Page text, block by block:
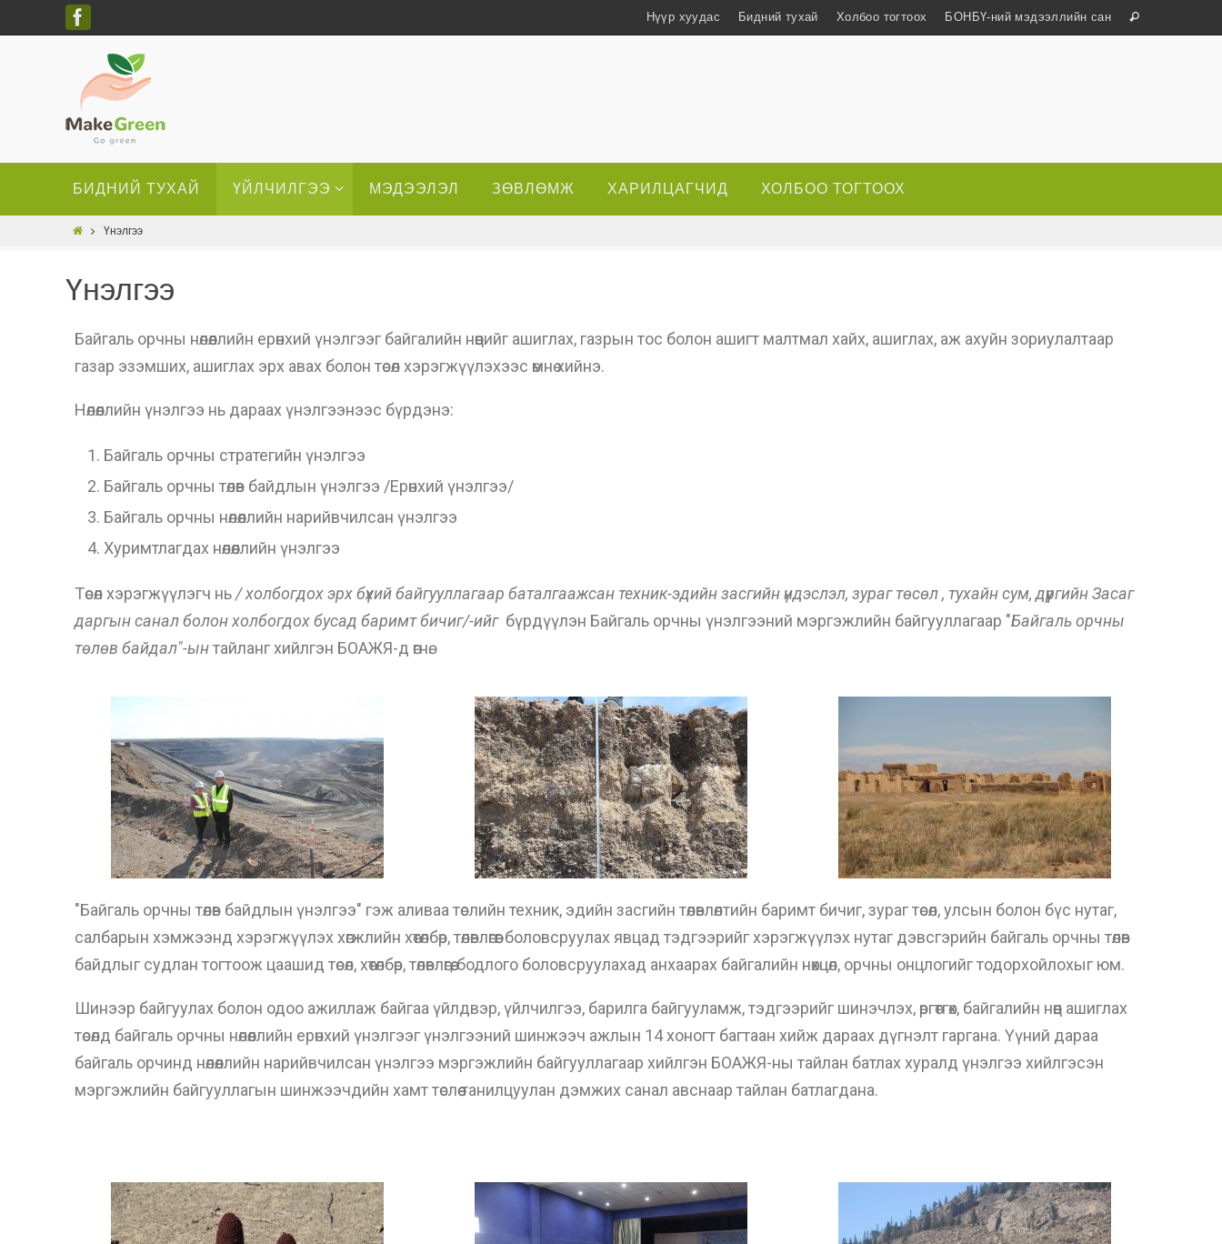
Нүүр хуудас Бидний тухай Холбоо тогтоох БОНБҮ-ний мэдээллийн сан
БИДНИЙ ТУХАЙ ҮЙЛЧИЛГЭЭ МЭДЭЭЛЭЛ ЗӨВЛӨМЖ ХАРИЛЦАГЧИД ХОЛБОО ТОГТООХ
Үнэлгээ
Үнэлгээ
Байгаль орчны нөлөөллийн ерөнхий үнэлгээг байгалийн нөөцийг ашиглах, газрын тос болон ашигт малтмал хайх, ашиглах, аж ахуйн зориулалтаар
газар эзэмших, ашиглах эрх авах болон төсөл хэрэгжүүлэхээс өмнө хийнэ.
Нөлөөллийн үнэлгээ нь дараах үнэлгээнээс бүрдэнэ:
Байгаль орчны стратегийн үнэлгээ
Байгаль орчны төлөв байдлын үнэлгээ /Ерөнхий үнэлгээ/
Байгаль орчны нөлөөллийн нарийвчилсан үнэлгээ
Хуримтлагдах нөлөөллийн үнэлгээ
Төсөл хэрэгжүүлэгч нь/ холбогдох эрх бүхий байгууллагаар баталгаажсан техник-эдийн засгийн үндэслэл, зураг төсөл , тухайн сум, дүүргийн Засаг
даргын санал болон холбогдох бусад баримт бичиг/-ийг бүрдүүлэн Байгаль орчны үнэлгээний мэргэжлийн байгууллагаар "Байгаль орчны
төлөв байдал"-ынтайланг хийлгэн БОАЖЯ-д өгнө.
"Байгаль орчны төлөв байдлын үнэлгээ" гэж аливаа төслийн техник, эдийн засгийн төлөвлөлтийн баримт бичиг, зураг төсөл, улсын болон бүс нутаг,
салбарын хэмжээнд хэрэгжүүлэх хөгжлийн хөтөлбөр, төлөвлөгөөг боловсруулах явцад тэдгээрийг хэрэгжүүлэх нутаг дэвсгэрийн байгаль орчны төлөв
байдлыг судлан тогтоож цаашид төсөл, хөтөлбөр, төлөвлөгөө, бодлого боловсруулахад анхаарах байгалийн нөхцөл, орчны онцлогийг тодорхойлохыг юм.
Шинээр байгуулах болон одоо ажиллаж байгаа үйлдвэр, үйлчилгээ, барилга байгууламж, тэдгээрийг шинэчлэх, өргөтгөх, байгалийн нөөц ашиглах
төсөлд байгаль орчны нөлөөллийн ерөнхий үнэлгээг үнэлгээний шинжээч ажлын 14 хоногт багтаан хийж дараах дүгнэлт гаргана. Үүний дараа
байгаль орчинд нөлөөллийн нарийвчилсан үнэлгээ мэргэжлийн байгууллагаар хийлгэн БОАЖЯ-ны тайлан батлах хуралд үнэлгээ хийлгэсэн
мэргэжлийн байгууллагын шинжээчдийн хамт төслөө танилцуулан дэмжих санал авснаар тайлан батлагдана.